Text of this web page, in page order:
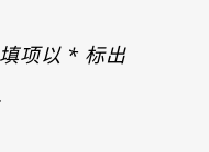
项以 *标出